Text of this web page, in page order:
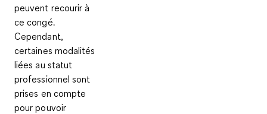
peuvent recourir à
ce congé.
Cependant,
certaines modalités
liées au statut
professionnel sont
prises en compte
pour pouvoir